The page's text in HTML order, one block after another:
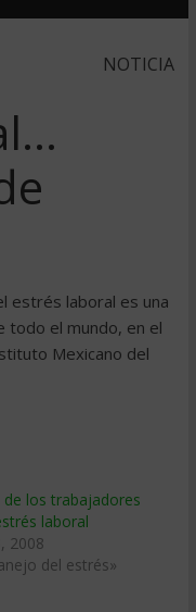
NOTICIA
estrés laboral es una
todo el mundo, en el
Mexicano del
de los trabajadores
laboral
2008
del estrés»